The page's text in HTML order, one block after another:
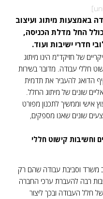
באמצעות מיתוג ועיצוב
החל מדלת הכניסה,
חדרי ישיבות ועוד.
של חזיקד"מ הינו מיתוג
חללי עבודה. מדובר בשירות
הדואג להעביר את תדמית
שונים של מיתוג החלל.
אישי וממשיך לתכנון מפורט
שונים שאנו מספקים,
וחשיבות קישוט חללי
משרד וסביבת עבודה שהם רק
רבה להעברת ערכי החברה
חלל העבודה ובכך ליצור